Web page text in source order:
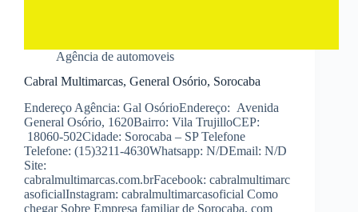
Agência de automoveis
Cabral Multimarcas, General Osório, Sorocaba
Endereço Agência: Gal OsórioEndereço: Avenida
General Osório, 1620Bairro: Vila TrujilloCEP:
18060-502Cidade: Sorocaba – SP Telefone
Telefone: (15)3211-4630Whatsapp: N/DEmail: N/D
Site:
cabralmultimarcas.com.brFacebook: cabralmultimarc
asoficialInstagram: cabralmultimarcasoficial Como
chegar Sobre Empresa familiar de Sorocaba, com